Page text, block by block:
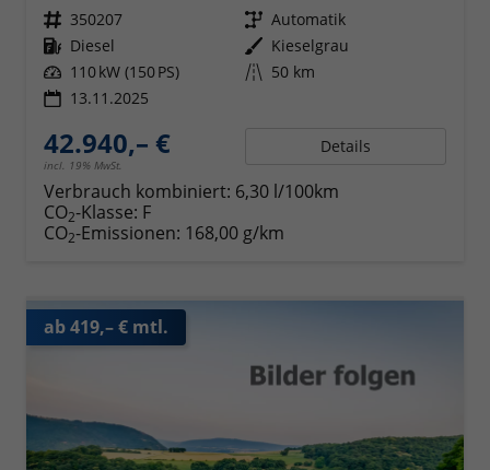
Fahrzeugnr. 350207 Getriebe Automatik
Kraftstoff Diesel Außenfarbe Kieselgrau
Leistung 110 kW (150 PS) Kilometerstand 50 km
13.11.2025
42.940,– €
incl. 19% MwSt.
Details
Verbrauch kombiniert: 6,30 l/100km
CO2-Klasse: F
CO2-Emissionen: 168,00 g/km
ab 419,– € mtl.